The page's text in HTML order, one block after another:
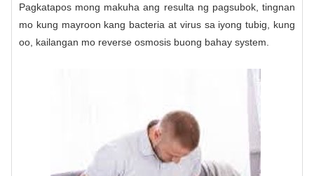
Pagkatapos mong makuha ang resulta ng pagsubok, tingnan
mo kung mayroon kang bacteria at virus sa iyong tubig, kung
oo, kailangan mo reverse osmosis buong bahay system